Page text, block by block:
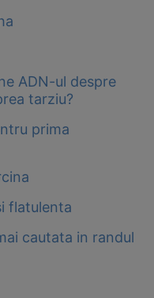
ADN-ul despre
tarziu?
prima
flatulenta
cautata in randul